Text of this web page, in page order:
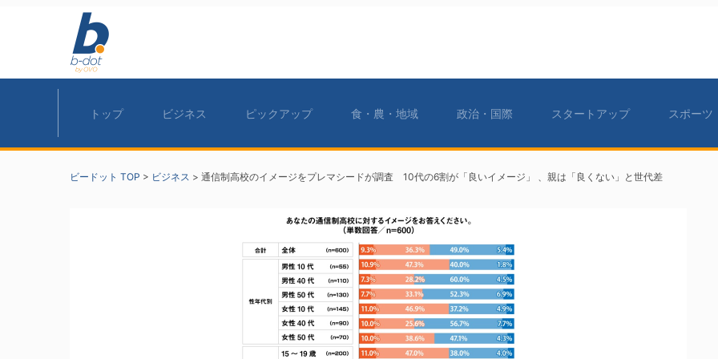
トップ ビジネス ピックアップ 食・農・地域 政治・国際 スタートアップ スポーツ
ビードット TOP > ビジネス > 通信制高校のイメージをプレマシードが調査 10代の6割が「良いイメージ」 、親は「良くない」と世代差